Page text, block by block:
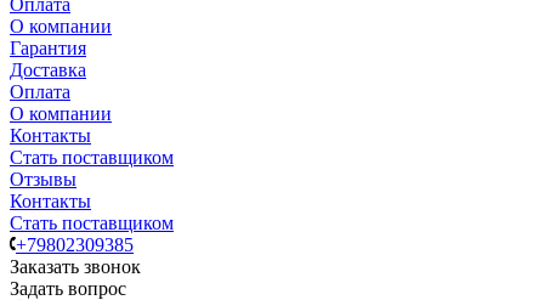
Оплата
О компании
Гарантия
Доставка
Оплата
О компании
Контакты
Стать поставщиком
Отзывы
Контакты
Стать поставщиком
+79802309385
Заказать звонок
Задать вопрос